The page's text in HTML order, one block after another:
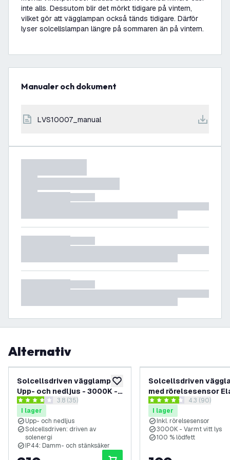
inte alls. Dessutom blir det mörkt tidigare på vintern,
vilket gör att vägglampan också tänds tidigare. Därför
lyser solcellslampan längre på sommaren än på vintern.
Manualer och dokument
LVS10007_manual
Alternativ
lägg till i önskelistan
Solcellsdriven vägglampa -
Upp- och nedljus - 3000K -
IP44 - Svartöppna recensionspanel
3.8 stjärnbetyg3.8 (35)
I lager
Upp- och nedljus
Solcellsdriven: driven av
solenergi
IP44: Damm- och stänksäker
Solcellsdriven
med rörelsesensor
3000K - 150 lumen -
öppna
4.3 stjärnbetyg4.3 (90)
I lager
Inkl. rörelsesensor
3000K - Varmt vitt lys
100 % lödfett